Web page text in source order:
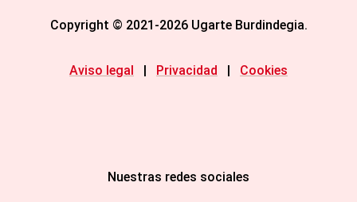
Copyright © 2021-2026 Ugarte Burdindegia.
Aviso legal | Privacidad | Cookies
Nuestras redes sociales